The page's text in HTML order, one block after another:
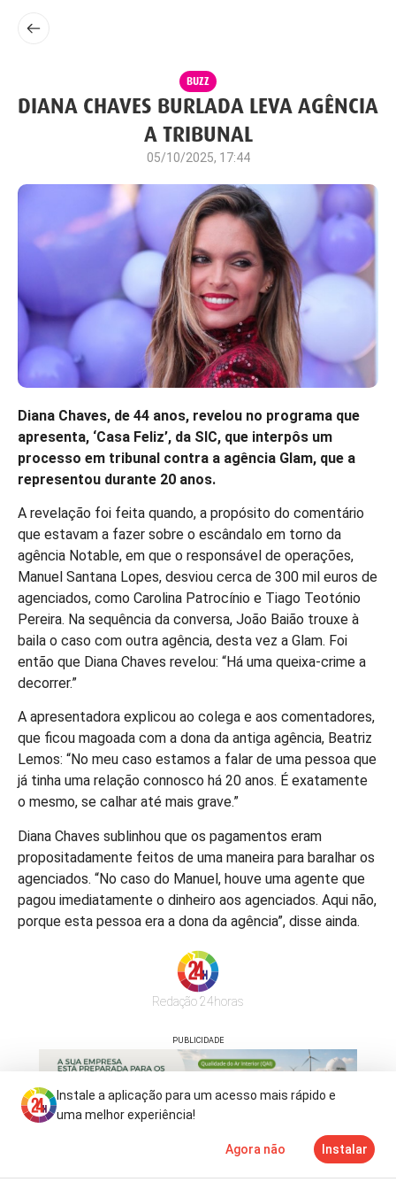
BUZZ
DIANA CHAVES BURLADA LEVA AGÊNCIA
A TRIBUNAL
05/10/2025, 17:44
Diana Chaves, de 44 anos, revelou no programa que
apresenta, ‘Casa Feliz’, da SIC, que interpôs um
processo em tribunal contra a agência Glam, que a
representou durante 20 anos.
A revelação foi feita quando, a propósito do comentário
que estavam a fazer sobre o escândalo em torno da
agência Notable, em que o responsável de operações,
Manuel Santana Lopes, desviou cerca de 300 mil euros de
agenciados, como Carolina Patrocínio e Tiago Teotónio
Pereira. Na sequência da conversa, João Baião trouxe à
baila o caso com outra agência, desta vez a Glam. Foi
então que Diana Chaves revelou: “Há uma queixa-crime a
decorrer.”
A apresentadora explicou ao colega e aos comentadores,
que ficou magoada com a dona da antiga agência, Beatriz
Lemos: “No meu caso estamos a falar de uma pessoa que
já tinha uma relação connosco há 20 anos. É exatamente
o mesmo, se calhar até mais grave.”
Diana Chaves sublinhou que os pagamentos eram
propositadamente feitos de uma maneira para baralhar os
agenciados. “No caso do Manuel, houve uma agente que
pagou imediatamente o dinheiro aos agenciados. Aqui não,
porque esta pessoa era a dona da agência”, disse ainda.
Redação 24horas
PUBLICIDADE
Mais
Instale a aplicação para um acesso mais rápido e
uma melhor experiência!
Agora não Instalar